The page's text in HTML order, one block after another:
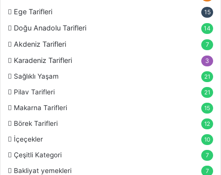
Ege Tarifleri 15
Doğu Anadolu Tarifleri 14
Akdeniz Tarifleri 7
Karadeniz Tarifleri 3
Sağlıklı Yaşam 21
Pilav Tarifleri 21
Makarna Tarifleri 15
Börek Tarifleri 12
İçeçekler 10
Çeşitli Kategori 7
Bakliyat yemekleri 7